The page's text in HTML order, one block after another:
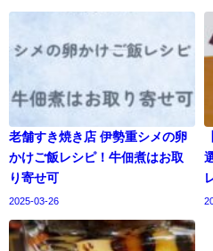
老舗すき焼き店 伊勢重シメの卵
かけご飯レシピ！牛佃煮はお取
り寄せ可
2025-03-26